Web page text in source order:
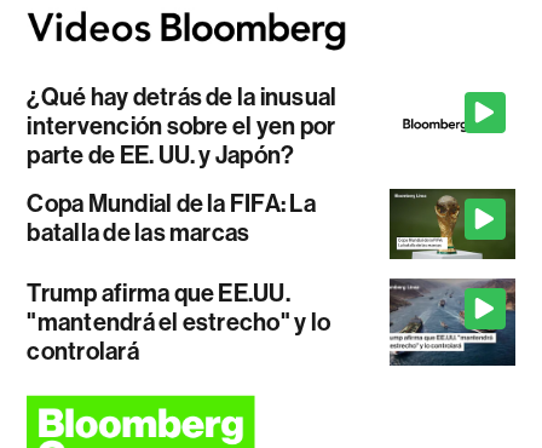
¿Qué hay detrás de la inusual
intervención sobre el yen por
parte de EE. UU. y Japón?
Copa Mundial de la FIFA: La
batalla de las marcas
Trump afirma que EE.UU.
"mantendrá el estrecho" y lo
controlará